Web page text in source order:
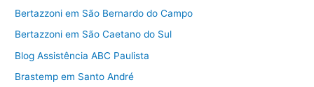
Bertazzoni em São Bernardo do Campo
Bertazzoni em São Caetano do Sul
Blog Assistência ABC Paulista
Brastemp em Santo André